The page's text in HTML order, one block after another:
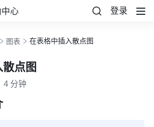
心 登录
图表 在表格中插入散点图
点图
4 分钟